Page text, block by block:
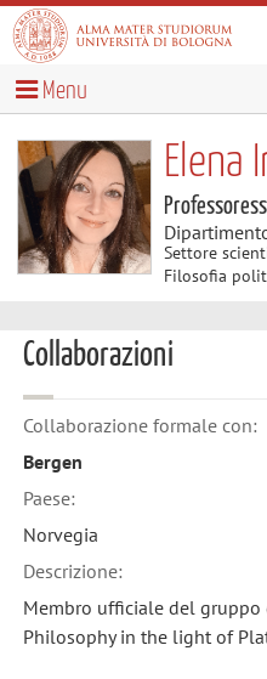
Menu
Elena
Settore
Filosofia
Collaborazioni
Collaborazione formale con:
Bergen
Paese:
Norvegia
Descrizione:
Membro ufficiale del gruppo
Philosophy in the light of